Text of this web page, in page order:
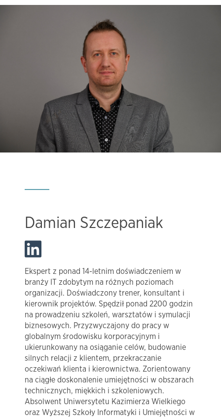
Damian Szczepaniak
Ekspert z ponad 14-letnim doświadczeniem w
branży IT zdobytym na różnych poziomach
organizacji. Doświadczony trener, konsultant i
kierownik projektów. Spędził ponad 2200 godzin
na prowadzeniu szkoleń, warsztatów i symulacji
biznesowych. Przyzwyczajony do pracy w
globalnym środowisku korporacyjnym i
ukierunkowany na osiąganie celów, budowanie
silnych relacji z klientem, przekraczanie
oczekiwań klienta i kierownictwa. Zorientowany
na ciągłe doskonalenie umiejętności w obszarach
technicznych, miękkich i szkoleniowych.
Absolwent Uniwersytetu Kazimierza Wielkiego
oraz Wyższej Szkoły Informatyki i Umiejętności w